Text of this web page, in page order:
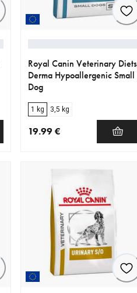
Royal Canin Veterinary Diets
Derma Hypoallergenic Small
Dog
1 kg 3,5 kg
19.99 €